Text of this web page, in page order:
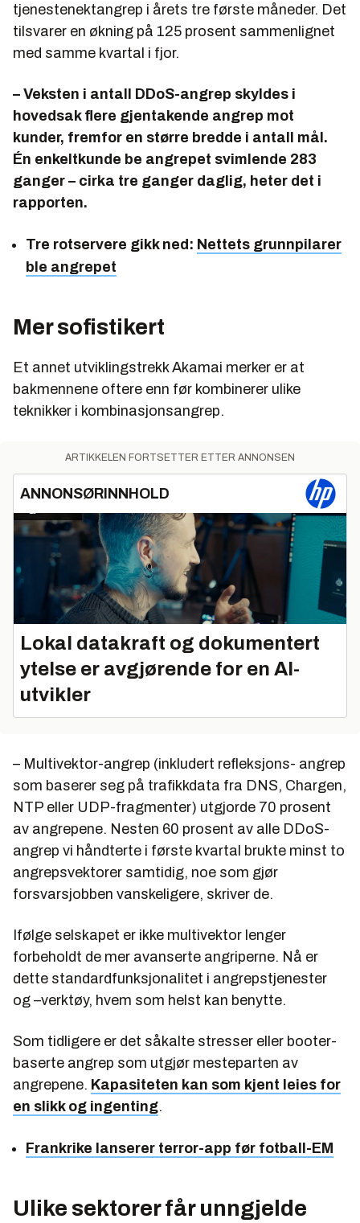
tjenestenektangrep i årets tre første måneder. Det
tilsvarer en økning på 125 prosent sammenlignet
med samme kvartal i fjor.
– Veksten i antall DDoS-angrep skyldes i
hovedsak flere gjentakende angrep mot
kunder, fremfor en større bredde i antall mål.
Én enkeltkunde be angrepet svimlende 283
ganger – cirka tre ganger daglig, heter det i
rapporten.
Tre rotservere gikk ned: Nettets grunnpilarer
ble angrepet
Mer sofistikert
Et annet utviklingstrekk Akamai merker er at
bakmennene oftere enn før kombinerer ulike
teknikker i kombinasjonsangrep.
ARTIKKELEN FORTSETTER ETTER ANNONSEN
ANNONSØRINNHOLD
Lokal datakraft og dokumentert
ytelse er avgjørende for en AI-
utvikler
– Multivektor-angrep (inkludert refleksjons- angrep
som baserer seg på trafikkdata fra DNS, Chargen,
NTP eller UDP-fragmenter) utgjorde 70 prosent
av angrepene. Nesten 60 prosent av alle DDoS-
angrep vi håndterte i første kvartal brukte minst to
angrepsvektorer samtidig, noe som gjør
forsvarsjobben vanskeligere, skriver de.
Ifølge selskapet er ikke multivektor lenger
forbeholdt de mer avanserte angriperne. Nå er
dette standardfunksjonalitet i angrepstjenester
og –verktøy, hvem som helst kan benytte.
Som tidligere er det såkalte stresser eller booter-
baserte angrep som utgjør mesteparten av
angrepene. Kapasiteten kan som kjent leies for
en slikk og ingenting.
Frankrike lanserer terror-app før fotball-EM
Ulike sektorer får unngjelde